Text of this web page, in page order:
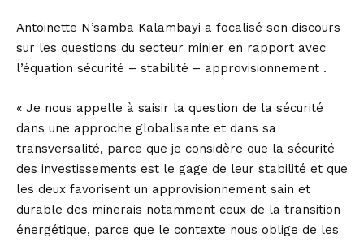
Antoinette N’samba Kalambayi a focalisé son discours
sur les questions du secteur minier en rapport avec
l’équation sécurité – stabilité – approvisionnement .
« Je nous appelle à saisir la question de la sécurité
dans une approche globalisante et dans sa
transversalité, parce que je considère que la sécurité
des investissements est le gage de leur stabilité et que
les deux favorisent un approvisionnement sain et
durable des minerais notamment ceux de la transition
énergétique, parce que le contexte nous oblige de les